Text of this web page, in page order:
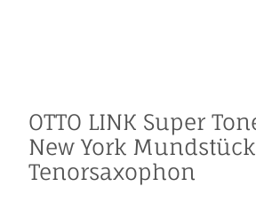
OTTO LINK Super
New York
Tenorsaxophon